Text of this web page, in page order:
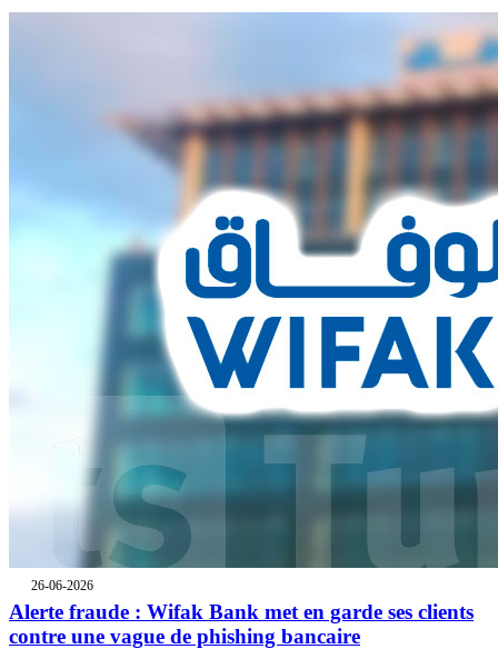
26-06-2026
Alerte fraude : Wifak Bank met en garde ses clients
contre une vague de phishing bancaire